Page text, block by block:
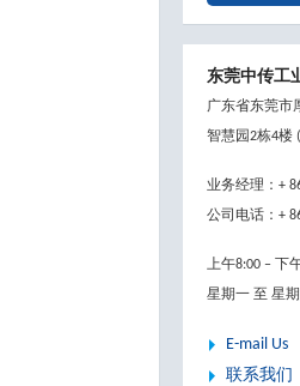
东莞中传工
广东省东莞市
智慧园2栋4楼
业务经理：+
公司电话：+
上午8:00 – 下
星期一 至 星
E-mail Us
联系我们